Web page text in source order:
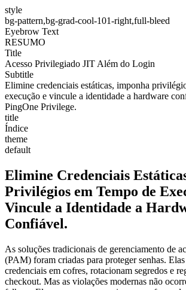
style
bg-pattern,bg-grad-cool-101-right,full-bleed
Eyebrow Text
RESUMO
Title
Acesso Privilegiado JIT Além do Login
Subtitle
Elimine credenciais estáticas, imponha
execução e vincule a identidade a hardware
PingOne Privilege.
title
Índice
theme
default
Elimine Credenciais
Privilégios em Tempo de
Vincule a Identidade a
Confiável.
As soluções tradicionais de gerenciamento de
(PAM) foram criadas para proteger senhas.
credenciais em cofres, rotacionam segredos e
checkout. Mas as violações modernas não